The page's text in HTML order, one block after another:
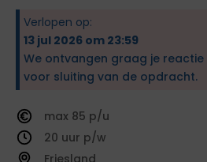
Verlopen op:
13 jul 2026 om 23:59
We ontvangen graag je reactie
voor sluiting van de opdracht.
85
20
Friesland